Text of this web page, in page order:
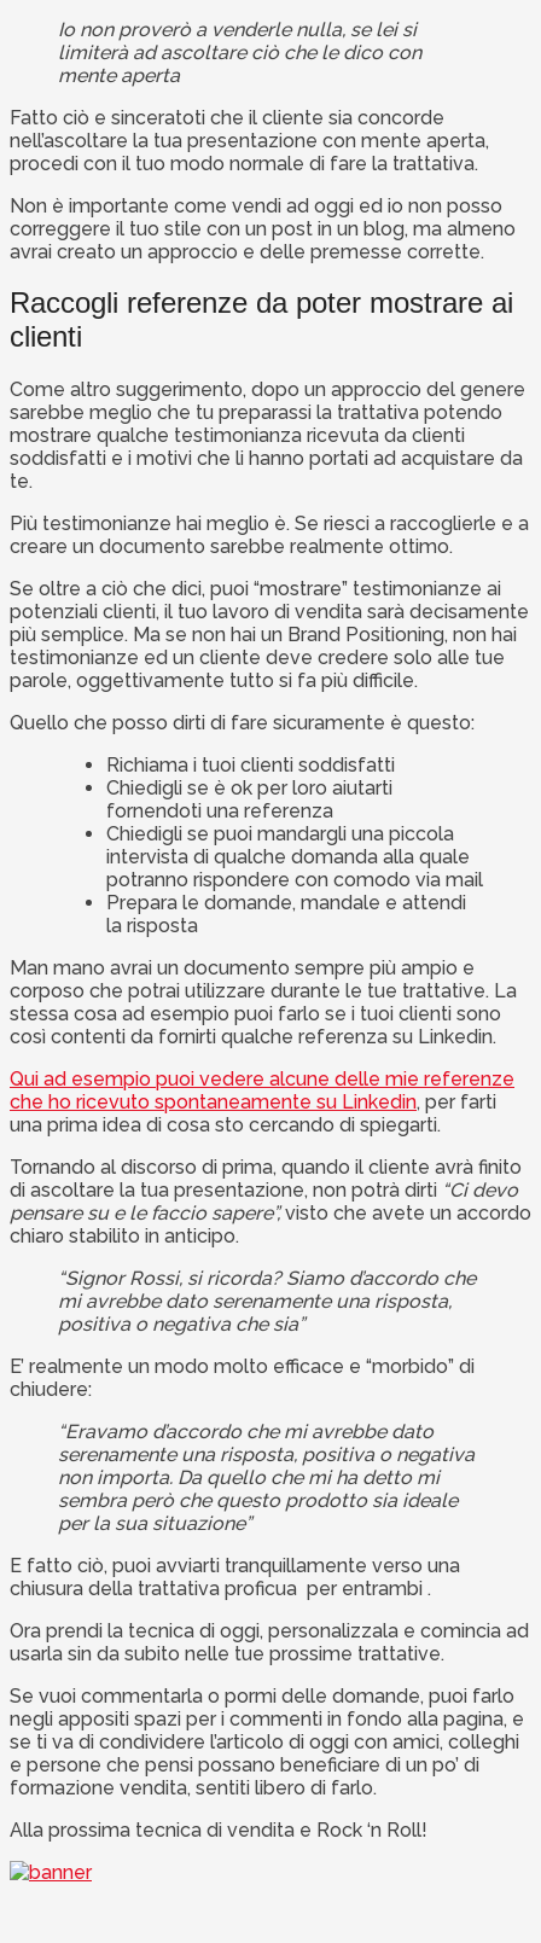
Io non proverò a venderle nulla, se lei si
limiterà ad ascoltare ciò che le dico con
mente aperta
Fatto ciò e sinceratoti che il cliente sia concorde
nell’ascoltare la tua presentazione con mente aperta,
procedi con il tuo modo normale di fare la trattativa.
Non è importante come vendi ad oggi ed io non posso
correggere il tuo stile con un post in un blog, ma almeno
avrai creato un approccio e delle premesse corrette.
Raccogli referenze da poter mostrare ai
clienti
Come altro suggerimento, dopo un approccio del genere
sarebbe meglio che tu preparassi la trattativa potendo
mostrare qualche testimonianza ricevuta da clienti
soddisfatti e i motivi che li hanno portati ad acquistare da
te.
Più testimonianze hai meglio è. Se riesci a raccoglierle e a
creare un documento sarebbe realmente ottimo.
Se oltre a ciò che dici, puoi “mostrare” testimonianze ai
potenziali clienti, il tuo lavoro di vendita sarà decisamente
più semplice. Ma se non hai un Brand Positioning, non hai
testimonianze ed un cliente deve credere solo alle tue
parole, oggettivamente tutto si fa più difficile.
Quello che posso dirti di fare sicuramente è questo:
Richiama i tuoi clienti soddisfatti
Chiedigli se è ok per loro aiutarti
fornendoti una referenza
Chiedigli se puoi mandargli una piccola
intervista di qualche domanda alla quale
potranno rispondere con comodo via mail
Prepara le domande, mandale e attendi
la risposta
Man mano avrai un documento sempre più ampio e
corposo che potrai utilizzare durante le tue trattative. La
stessa cosa ad esempio puoi farlo se i tuoi clienti sono
così contenti da fornirti qualche referenza su Linkedin.
Qui ad esempio puoi vedere alcune delle mie referenze
che ho ricevuto spontaneamente su Linkedin, per farti
una prima idea di cosa sto cercando di spiegarti.
Tornando al discorso di prima, quando il cliente avrà finito
di ascoltare la tua presentazione, non potrà dirti “Ci devo
pensare su e le faccio sapere”,visto che avete un accordo
chiaro stabilito in anticipo.
“Signor Rossi, si ricorda? Siamo d’accordo che
mi avrebbe dato serenamente una risposta,
positiva o negativa che sia”
E’ realmente un modo molto efficace e “morbido” di
chiudere:
“Eravamo d’accordo che mi avrebbe dato
serenamente una risposta, positiva o negativa
non importa. Da quello che mi ha detto mi
sembra però che questo prodotto sia ideale
per la sua situazione”
E fatto ciò, puoi avviarti tranquillamente verso una
chiusura della trattativa proficua per entrambi .
Ora prendi la tecnica di oggi, personalizzala e comincia ad
usarla sin da subito nelle tue prossime trattative.
Se vuoi commentarla o pormi delle domande, puoi farlo
negli appositi spazi per i commenti in fondo alla pagina, e
se ti va di condividere l’articolo di oggi con amici, colleghi
e persone che pensi possano beneficiare di un po’ di
formazione vendita, sentiti libero di farlo.
Alla prossima tecnica di vendita e Rock ‘n Roll!